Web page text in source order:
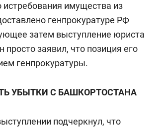
имущества из
генпрокуратуре РФ
затем выступление юриста
заявил, что позиция его
генпрокуратуры.
УБЫТКИ С БАШКОРТОСТАНА
подчеркнул, что